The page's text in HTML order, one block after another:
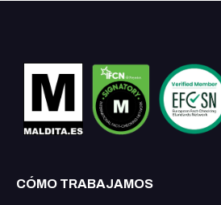
CÓMO TRABAJAMOS